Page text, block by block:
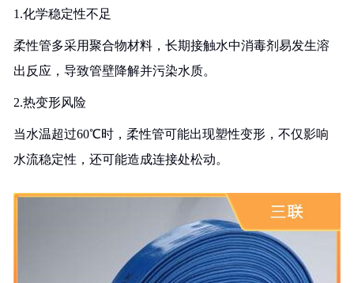
1.化学稳定性不足
柔性管多采用聚合物材料，长期接触水中消毒剂易发生溶
出反应，导致管壁降解并污染水质。
2.热变形风险
当水温超过60℃时，柔性管可能出现塑性变形，不仅影响
水流稳定性，还可能造成连接处松动。